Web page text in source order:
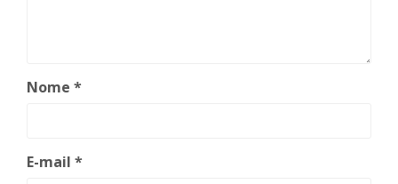
Nome *
E-mail *